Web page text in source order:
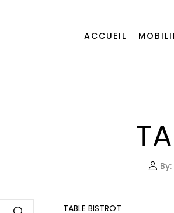
ACCUEIL
By:
TABLE BISTROT